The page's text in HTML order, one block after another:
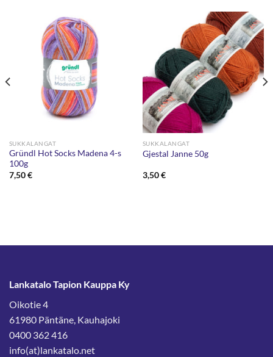
SUKKALANGAT
Gründl Hot Socks Madena 4-s
100g
7,50€
SUKKALANGAT
Gjestal Janne 50g
3,50€
Lankatalo Tapion Kauppa Ky
Oikotie 4
61980 Päntäne, Kauhajoki
0400 362 416
info(at)lankatalo.net